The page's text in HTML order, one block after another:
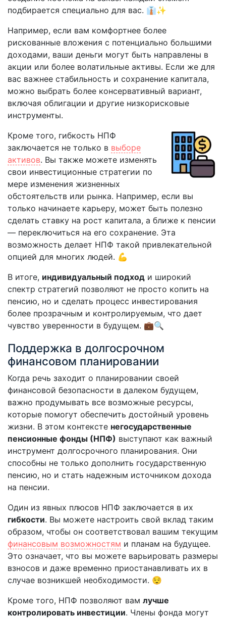
подбирается специально для вас. 👔✨
Например, если вам комфортнее более
рискованные вложения с потенциально большими
доходами, ваши деньги могут быть направлены в
акции или более волатильные активы. Если же для
вас важнее стабильность и сохранение капитала,
можно выбрать более консервативный вариант,
включая облигации и другие низкорисковые
инструменты.
Кроме того, гибкость НПФ
заключается не только в выборе
активов. Вы также можете изменять
свои инвестиционные стратегии по
мере изменения жизненных
обстоятельств или рынка. Например, если вы
только начинаете карьеру, может быть полезно
сделать ставку на рост капитала, а ближе к пенсии
— переключиться на его сохранение. Эта
возможность делает НПФ такой привлекательной
опцией для многих людей. 💪
В итоге, индивидуальный подход и широкий
спектр стратегий позволяют не просто копить на
пенсию, но и сделать процесс инвестирования
более прозрачным и контролируемым, что дает
чувство уверенности в будущем. 💼🔍
Поддержка в долгосрочном
финансовом планировании
Когда речь заходит о планировании своей
финансовой безопасности в далеком будущем,
важно продумывать все возможные ресурсы,
которые помогут обеспечить достойный уровень
жизни. В этом контексте негосударственные
пенсионные фонды (НПФ) выступают как важный
инструмент долгосрочного планирования. Они
способны не только дополнить государственную
пенсию, но и стать надежным источником дохода
на пенсии.
Один из явных плюсов НПФ заключается в их
гибкости. Вы можете настроить свой вклад таким
образом, чтобы он соответствовал вашим текущим
финансовым возможностям и планам на будущее.
Это означает, что вы можете варьировать размеры
взносов и даже временно приостанавливать их в
случае возникшей необходимости. 😌
Кроме того, НПФ позволяют вам лучше
контролировать инвестиции. Члены фонда могут